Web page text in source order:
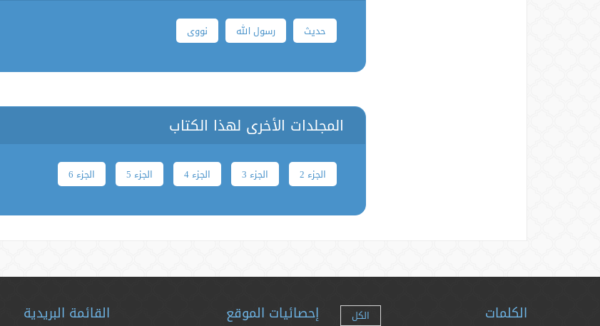
حدیث رسول الله نووی
المجلدات الأخرى لهذا الكتاب
الجزء 2 الجزء 3 الجزء 4 الجزء 5 الجزء 6
الكلمات الكل إحصائيات الموقع القائمة البريدية